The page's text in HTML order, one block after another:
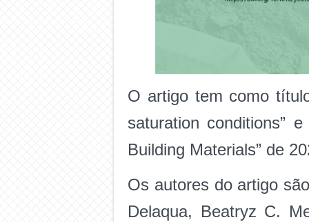
O artigo tem como
saturation conditions”
Building Materials” de
Os autores do artigo
Delaqua, Beatryz C.